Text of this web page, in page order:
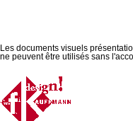
Les documents visuels
ne peuvent être utilisés sans